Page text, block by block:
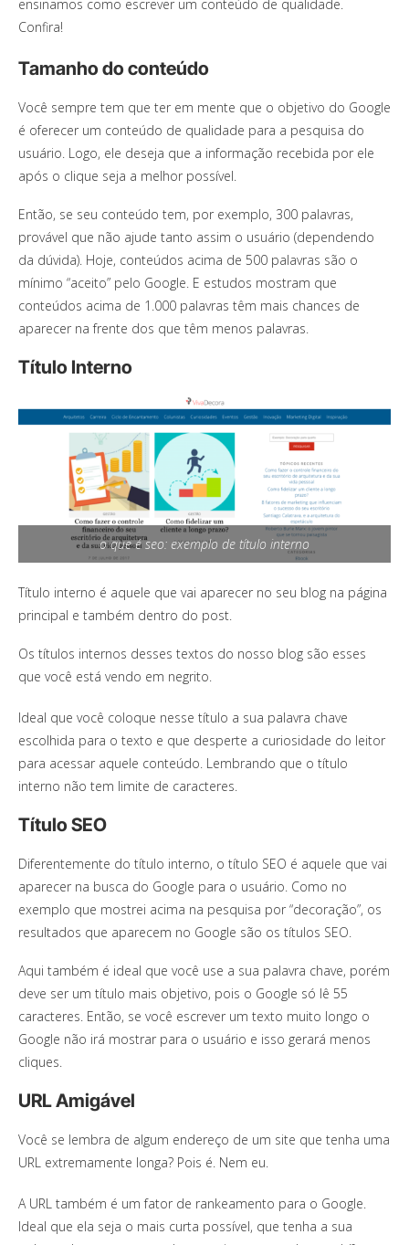
ensinamos como escrever um conteúdo de qualidade.
Confira!
Tamanho do conteúdo
Você sempre tem que ter em mente que o objetivo do Google
é oferecer um conteúdo de qualidade para a pesquisa do
usuário. Logo, ele deseja que a informação recebida por ele
após o clique seja a melhor possível.
Então, se seu conteúdo tem, por exemplo, 300 palavras,
provável que não ajude tanto assim o usuário (dependendo
da dúvida). Hoje, conteúdos acima de 500 palavras são o
mínimo “aceito” pelo Google. E estudos mostram que
conteúdos acima de 1.000 palavras têm mais chances de
aparecer na frente dos que têm menos palavras.
Título Interno
o que é seo: exemplo de título interno
Título interno é aquele que vai aparecer no seu blog na página
principal e também dentro do post.
Os títulos internos desses textos do nosso blog são esses
que você está vendo em negrito.
Ideal que você coloque nesse título a sua palavra chave
escolhida para o texto e que desperte a curiosidade do leitor
para acessar aquele conteúdo. Lembrando que o título
interno não tem limite de caracteres.
Título SEO
Diferentemente do título interno, o título SEO é aquele que vai
aparecer na busca do Google para o usuário. Como no
exemplo que mostrei acima na pesquisa por “decoração”, os
resultados que aparecem no Google são os títulos SEO.
Aqui também é ideal que você use a sua palavra chave, porém
deve ser um título mais objetivo, pois o Google só lê 55
caracteres. Então, se você escrever um texto muito longo o
Google não irá mostrar para o usuário e isso gerará menos
cliques.
URL Amigável
Você se lembra de algum endereço de um site que tenha uma
URL extremamente longa? Pois é. Nem eu.
A URL também é um fator de rankeamento para o Google.
Ideal que ela seja o mais curta possível, que tenha a sua